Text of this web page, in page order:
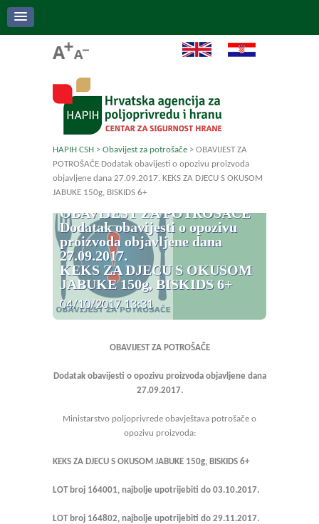
HAPIH CSH > Obavijest za potrošače > OBAVIJEST ZA
POTROŠAČE Dodatak obavijesti o opozivu proizvoda
objavljene dana 27.09.2017. KEKS ZA DJECU S OKUSOM
JABUKE 150g, BISKIDS 6+
OBAVIJEST ZA POTROŠAČE
Dodatak obavijesti o opozivu
proizvoda objavljene dana
27.09.2017.
KEKS ZA DJECU S OKUSOM
JABUKE 150g, BISKIDS 6+
04/10/2017 13:31
OBAVIJEST ZA POTROŠAČE
Dodatak obavijesti o opozivu proizvoda objavljene dana
27.09.2017.
Ministarstvo poljoprivrede obavještava potrošače o
opozivu proizvoda:
KEKS ZA DJECU S OKUSOM JABUKE 150g, BISKIDS 6+
LOT broj 164001, najbolje upotrijebiti do 03.10.2017.
LOT broj 164802, najbolje upotrijebiti do 29.11.2017.